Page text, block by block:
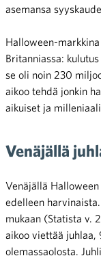
asemansa
Halloween-
Britanniassa:
se oli noin 230
aikoo tehdä jonkin
aikuiset ja
Venäjällä
Venäjällä
edelleen
mukaan (Statista v.
aikoo viettää juhlaa,
olemassaolosta.